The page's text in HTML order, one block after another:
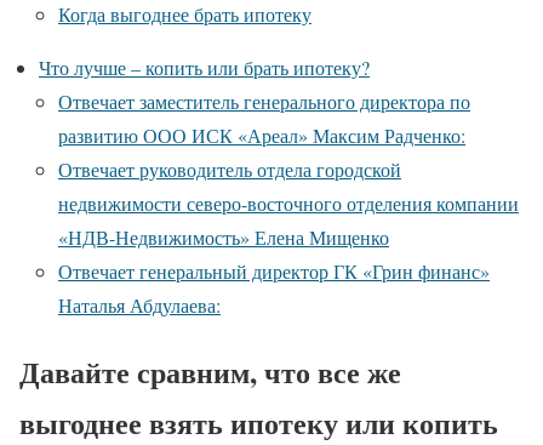
Когда выгоднее брать ипотеку
Что лучше – копить или брать ипотеку?
Отвечает заместитель генерального директора по
развитию ООО ИСК «Ареал» Максим Радченко:
Отвечает руководитель отдела городской
недвижимости северо-восточного отделения компании
«НДВ-Недвижимость» Елена Мищенко
Отвечает генеральный директор ГК «Грин финанс»
Наталья Абдулаева:
Давайте сравним, что все же
выгоднее взять ипотеку или копить